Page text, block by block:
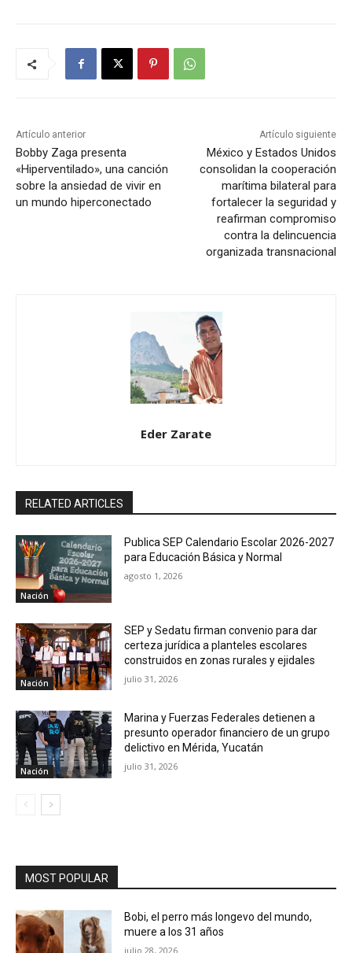
Artículo anterior
Bobby Zaga presenta
«Hiperventilado», una canción
sobre la ansiedad de vivir en
un mundo hiperconectado
Artículo siguiente
México y Estados Unidos
consolidan la cooperación
marítima bilateral para
fortalecer la seguridad y
reafirman compromiso
contra la delincuencia
organizada transnacional
Eder Zarate
RELATED ARTICLES
Nación
Publica SEP Calendario Escolar 2026-2027
para Educación Básica y Normal
agosto 1, 2026
Nación
SEP y Sedatu firman convenio para dar
certeza jurídica a planteles escolares
construidos en zonas rurales y ejidales
julio 31, 2026
Nación
Marina y Fuerzas Federales detienen a
presunto operador financiero de un grupo
delictivo en Mérida, Yucatán
julio 31, 2026
MOST POPULAR
Bobi, el perro más longevo del mundo,
muere a los 31 años
julio 28, 2026